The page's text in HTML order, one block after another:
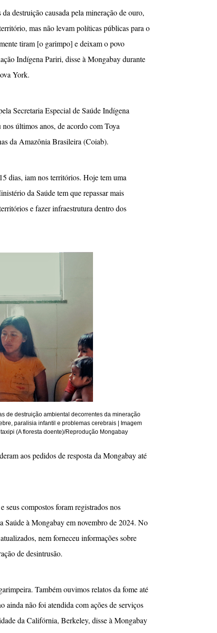
destruição causada pela mineração de ouro,
mas não levam políticas públicas para o
tiram [o garimpo] e deixam o povo
Indígena Pariri, disse à Mongabay durante
York.
Secretaria Especial de Saúde Indígena
últimos anos, de acordo com Toya
da Amazônia Brasileira (Coiab).
dias, iam nos territórios. Hoje tem uma
da Saúde tem que repassar mais
e fazer infraestrutura dentro dos
de destruição ambiental decorrentes da mineração
paralisia infantil e problemas cerebrais | Imagem
(A floresta doente)/Reprodução Mongabay
aos pedidos de resposta da Mongabay até
seus compostos foram registrados nos
à Mongabay em novembro de 2024. No
nem forneceu informações sobre
de desintrusão.
Também ouvimos relatos da fome até
ainda não foi atendida com ações de serviços
da Califórnia, Berkeley, disse à Mongabay